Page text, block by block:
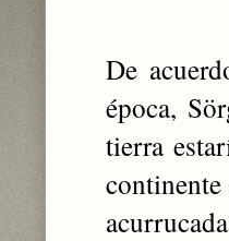
De
época,
tierra